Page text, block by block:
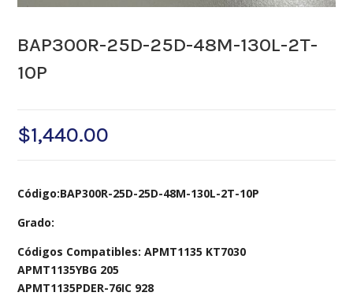
BAP300R-25D-25D-48M-130L-2T-
10P
$1,440.00
Código:BAP300R-25D-25D-48M-130L-2T-10P
Grado:
Códigos Compatibles: APMT1135 KT7030
APMT1135YBG 205
APMT1135PDER-76IC 928